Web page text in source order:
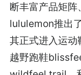
断丰富产品矩
lululemon推出
其正式进入运
越野跑鞋